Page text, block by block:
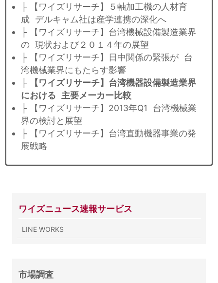
├ 【ワイズリサーチ】５軸加工機の人材育
成 デルキャム社は産学連携の深化へ
├ 【ワイズリサーチ】台湾機械設備製造業界
の 現状および２０１４年の展望
├ 【ワイズリサーチ】日中関係の緊張が 台
湾機械業界にもたらす影響
├
【ワイズリサーチ】台湾機器設備製造業界
における 主要メーカー比較
├ 【ワイズリサーチ】2013年Q1 台湾機械業
界の検討と展望
├ 【ワイズリサーチ】台湾直動機器事業の発
展戦略
ワイズニュース速報サービス
LINE WORKS
市場調査